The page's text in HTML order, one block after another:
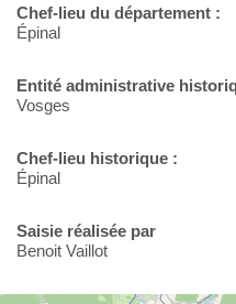
Chef-lieu du département :
Épinal
Entité administrative
Vosges
Chef-lieu historique :
Épinal
Saisie réalisée par
Benoit Vaillot